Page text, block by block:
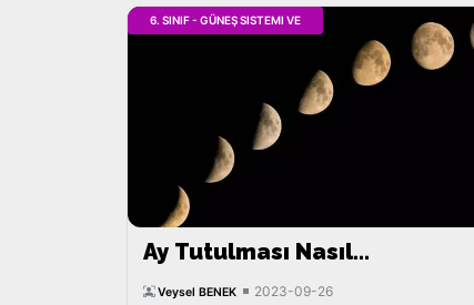
Ay Tutulması Nasıl
Veysel BENEK 2023-09-26
6. SINIF - GÜNEŞ SISTEMI VE